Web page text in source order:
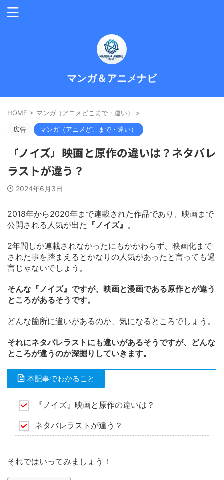
マンガ＆アニメナビ
HOME > マンガ（アニメどこまで・違い） >
広告 マンガ（アニメどこまで・違い）
『ノイズ』映画と原作の違いは？ネタバレ
ラストが違う？
2024年6月3日
2018年から2020年まで連載された作品であり、映画まで
公開される人気が出た 『ノイズ』 。
2年間しか連載されなかったにもかかわらず、映画化まで
された事を踏まえるとかなりの人気があったと言っても過
言じゃないでしょう。
そんな『ノイズ』ですが、映画と漫画である原作とが違う
ところがあるそうです。
どんな箇所に違いがあるのか、気になるところでしょう。
それにネタバレラストにも違いがあるそうですが、どんな
ところが違うのか深掘りしていきます。
本記事でわかること
『ノイズ』映画と原作の違いは？
ネタバレラストが違う？
それではいってみましょう！